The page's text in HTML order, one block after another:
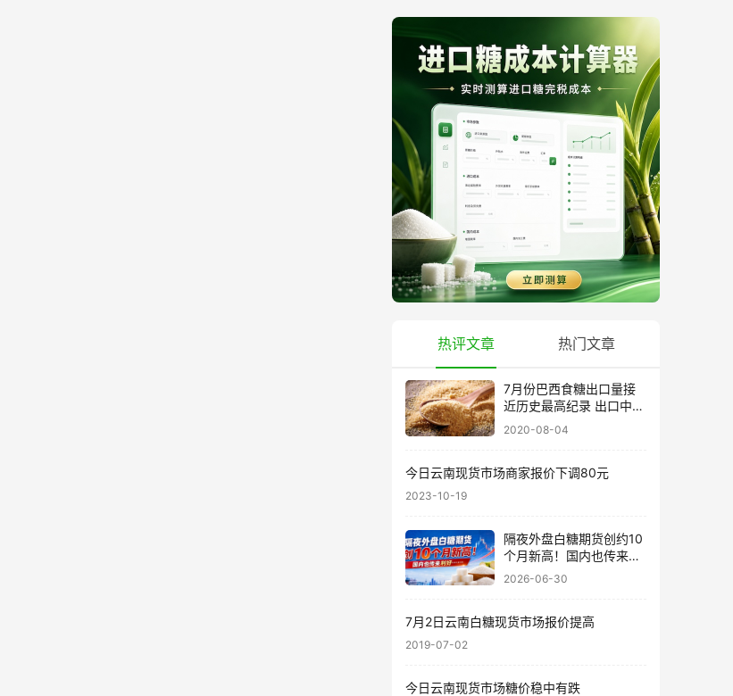
热评文章 热门文章
7月份巴西食糖出口量接
近历史最高纪录 出口中国
超40万吨
2020-08-04
今日云南现货市场商家报价下调80元
2023-10-19
隔夜外盘白糖期货创约10
个月新高！国内也传来利
好……
2026-06-30
7月2日云南白糖现货市场报价提高
2019-07-02
今日云南现货市场糖价稳中有跌